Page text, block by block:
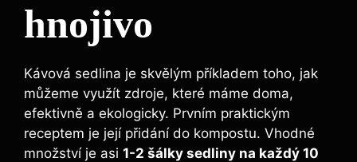
hnojivo
Kávová sedlina je skvělým‍ příkladem toho, jak
můžeme využít zdroje, které máme doma,
efektivně a ekologicky. Prvním praktickým
receptem je její přidání do kompostu. Vhodné
množství je asi 1-2 šálky sedliny ⁢na každý⁢ 10